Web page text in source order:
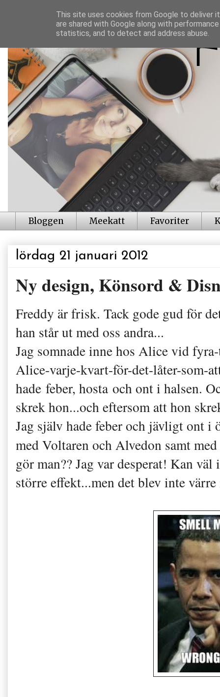
Bloggen Meekatt Favoriter
lördag 21 januari 2012
Ny design, Könsord &
Freddy är frisk. Tack gode gud för
han står ut med oss andra...
Jag somnade inne hos Alice vid
Alice-varje-kvart-för-det-låter-som-
hade feber, hosta och ont i halsen.
skrek hon...och eftersom att hon
Jag själv hade feber och jävligt ont
med Voltaren och Alvedon samt
gör man?? Jag var desperat! Kan
större effekt...men det blev inte
This site uses cookies from Google to deliver
are shared with Google along with
statistics, and to detect and address abuse.